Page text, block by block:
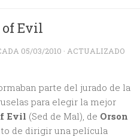
Evil
05/03/2010 · ACTUALIZADO
parte del jurado de la
para elegir la mejor
Evil (Sed de Mal), de Orson
de dirigir una película